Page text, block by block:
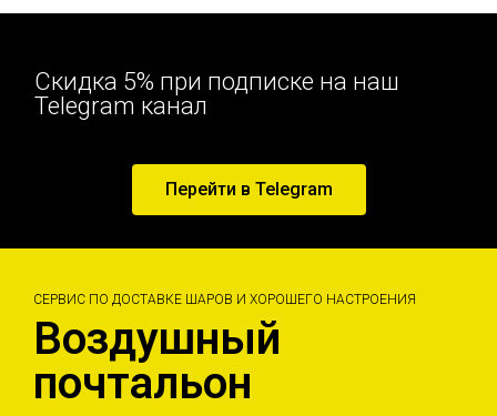
Скидка 5% при подписке на наш
Telegram канал
Перейти в Telegram
СЕРВИС ПО ДОСТАВКЕ ШАРОВ И ХОРОШЕГО НАСТРОЕНИЯ
Воздушный
почтальон